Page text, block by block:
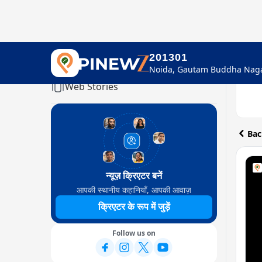
201301
Home
Web Stories
न्यूज़ क्रिएटर बनें
आपकी स्थानीय कहानियाँ, आपकी आवाज़
क्रिएटर के रूप में जुड़ें
Follow us on